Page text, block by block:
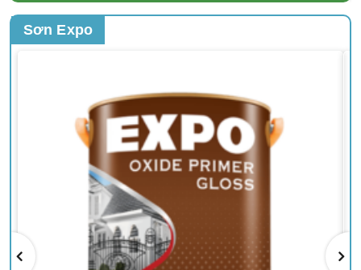
Sơn Expo